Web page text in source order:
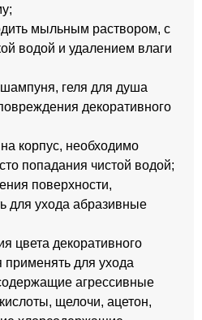
мыльным раствором, с
водой и удалением влаги
геля для душа
декоративного
корпус, необходимо
попадания чистой водой;
поверхности,
для ухода абразивные
цвета декоративного
применять для ухода
агрессивные
щелочи, ацетон,